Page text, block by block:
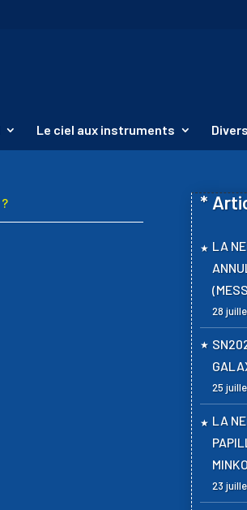
Le ciel aux instruments Divers
*
LA
28
25
LA
23